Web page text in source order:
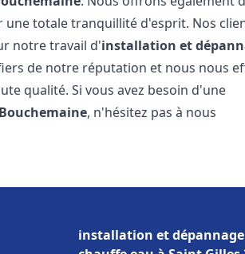
totale tranquillité d'esprit. Nos
notre travail d'installation et
de notre réputation et nous nous
qualité. Si vous avez besoin d'une
Bouchemaine, n'hésitez pas à nous
installation et dépannage